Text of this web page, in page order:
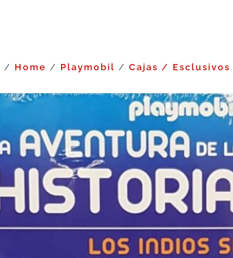
/ Home / Playmobil /Cajas / Esclusivos